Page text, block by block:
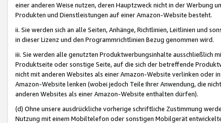
einer anderen Weise nutzen, deren Hauptzweck nicht in der Werbung
Produkten und Dienstleistungen auf einer Amazon-Website besteht.
ii. Sie werden sich an alle Seiten, Anhänge, Richtlinien, Leitlinien und
in dieser Lizenz und den Programmrichtlinien Bezug genommen wird.
iii. Sie werden alle genutzten Produktwerbungsinhalte ausschließlich
Produktseite oder sonstige Seite, auf die sich der betreffende
nicht mit anderen Websites als einer Amazon-Website verlinken oder
Amazon-Website lenken (wobei jedoch Teile Ihrer Anwendung, die
anderen Websites als einer Amazon-Website enthalten dürfen).
(d) Ohne unsere ausdrückliche vorherige schriftliche Zustimmung
Nutzung mit einem Mobiltelefon oder sonstigen Mobilgerät